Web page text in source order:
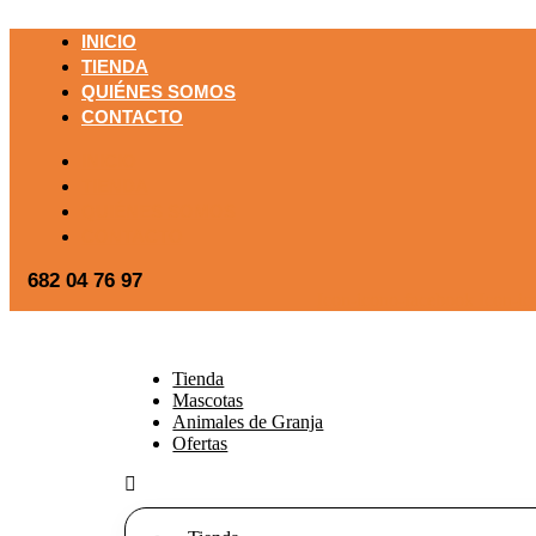
INICIO
TIENDA
QUIÉNES SOMOS
CONTACTO
682 04 76 97
Tienda
Mascotas
Animales de Granja
Ofertas